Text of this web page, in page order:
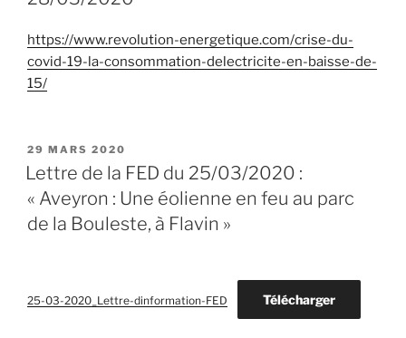
https://www.revolution-energetique.com/crise-du-
covid-19-la-consommation-delectricite-en-baisse-de-
15/
PUBLIÉ
LE
29 MARS 2020
Lettre de la FED du 25/03/2020 :
« Aveyron : Une éolienne en feu au parc
de la Bouleste, à Flavin »
25-03-2020_Lettre-dinformation-FED Télécharger